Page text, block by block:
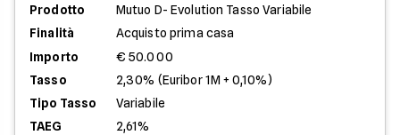
Prodotto
Mutuo D- Evolution Tasso Variabile
Finalità
Acquisto prima casa
Importo
€ 50.000
Tasso
2,30% (Euribor 1M + 0,10%)
Tipo Tasso
Variabile
TAEG
2,61%